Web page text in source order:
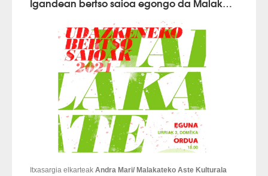
Itxasargia elkarteak Andra Mari/ Malakateko Aste Kulturala